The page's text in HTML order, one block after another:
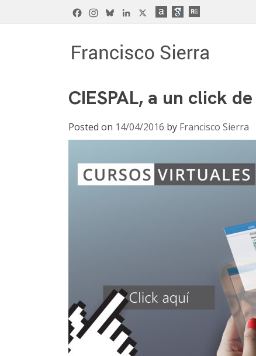
to
FacebookInstagram
BlueskyLinkedIn
CIESPAL, a un click
Posted on 14/04/2016 by Francisco Sierra